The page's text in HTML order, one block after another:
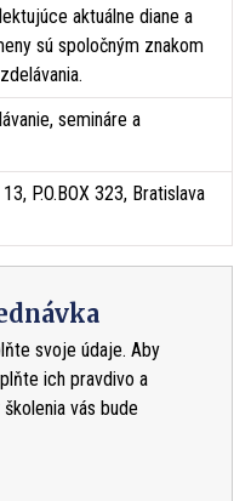
aktuálne diane a
sú spoločným znakom
semináre a
P.O.BOX 323, Bratislava
svoje údaje. Aby
ich pravdivo a
vás bude